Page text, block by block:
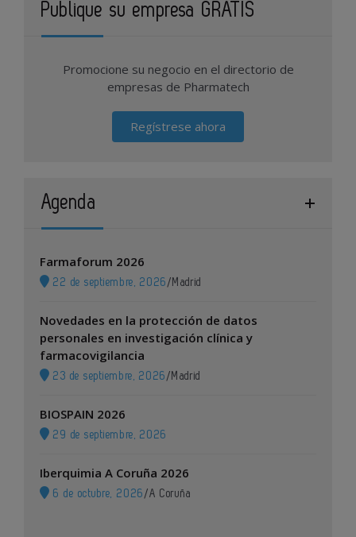
Publique su empresa GRATIS
Promocione su negocio en el directorio de
empresas de Pharmatech
Regístrese ahora
Agenda
Farmaforum 2026
22 de septiembre, 2026 / Madrid
Novedades en la protección de datos
personales en investigación clínica y
farmacovigilancia
23 de septiembre, 2026 / Madrid
BIOSPAIN 2026
29 de septiembre, 2026
Iberquimia A Coruña 2026
6 de octubre, 2026 /A Coruña